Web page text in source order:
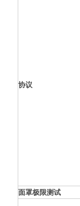
协议
面罩极限测试